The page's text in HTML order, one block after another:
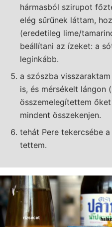
hármasból szirupot
elég sűrűnek láttam,
(eredetileg lime/
beállítani az ízeket: a
leginkább.
a szószba
is, és mérsékelt lángon
összemelegítettem
mindent összekenjen.
tehát Pere tekercsébe
tettem.